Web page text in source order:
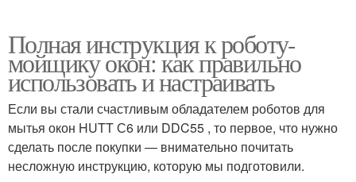
Полная инструкция к роботу-
мойщику окон: как правильно
использовать и настраивать
Если вы стали счастливым обладателем роботов для
мытья окон HUTT С6 или DDC55 , то первое, что нужно
сделать после покупки — внимательно почитать
несложную инструкцию, которую мы подготовили.